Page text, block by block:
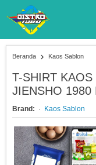
Beranda Kaos Sablon
T-SHIRT
JIENSHO 1980
Brand: Kaos Sablon